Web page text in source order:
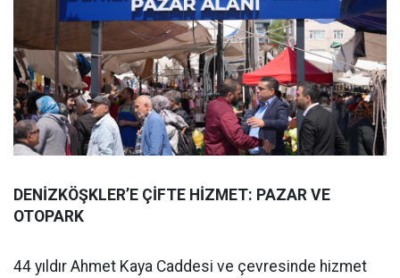
DENİZKÖŞKLER’E ÇİFTE HİZMET: PAZAR VE
OTOPARK
44 yıldır Ahmet Kaya Caddesi ve çevresinde hizmet